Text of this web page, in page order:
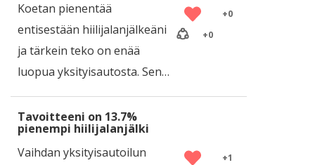
Koetan pienentää
entisestään hiilijalanjälkeäni
ja tärkein teko on enää
luopua yksityisautosta. Sen…
+0
+0
Tavoitteeni on 13.7%
pienempi hiilijalanjälki
Vaihdan yksityisautoilun
+1